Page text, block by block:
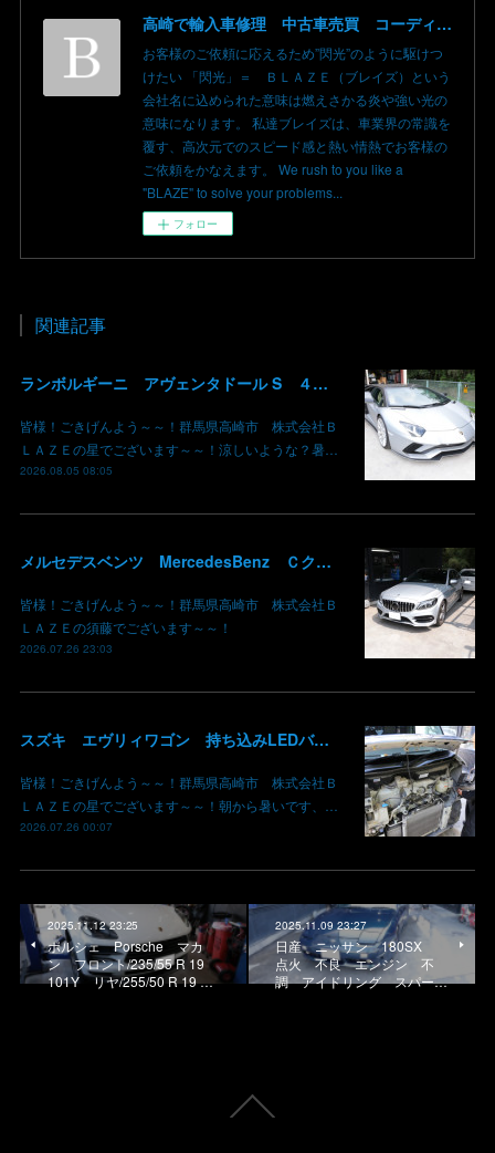
高崎で輸入車修理 中古車売買 コーディングならBLAZE（ブレイズ）へ│BLAZE Total Car Support & Modify in Takasaki Gunma
お客様のご依頼に応えるため”閃光”のように駆けつ
けたい 「閃光」＝ ＢＬＡＺＥ（ブレイズ）という
会社名に込められた意味は燃えさかる炎や強い光の
意味になります。 私達ブレイズは、車業界の常識を
覆す、高次元でのスピード感と熱い情熱でお客様の
ご依頼をかなえます。 We rush to you like a
"BLAZE" to solve your problems...
フォロー
関連記事
ランボルギーニ アヴェンタドール S ４輪操舵チェックランプ点灯 修理入庫 群馬県高崎市 株式会社BLAZE
皆様！ごきげんよう～～！群馬県高崎市 株式会社Ｂ
ＬＡＺＥの星でございます～～！涼しいような？暑…
2026.08.05 08:05
メルセデスベンツ MercedesBenz Ｃクラス バッテリー サブバッテリー 交換 パナメリカーナグリル化 コマンドシステム SSD化 群馬 高崎
皆様！ごきげんよう～～！群馬県高崎市 株式会社Ｂ
ＬＡＺＥの須藤でございます～～！
2026.07.26 23:03
スズキ エヴリィワゴン 持ち込みLEDバルブ交換 ヘッドライト ポジション フォグ 群馬県高崎市 株式会社BLAZE
皆様！ごきげんよう～～！群馬県高崎市 株式会社Ｂ
ＬＡＺＥの星でございます～～！朝から暑いです、…
2026.07.26 00:07
2025.11.12 23:25
ポルシェ Porsche マカ
ン フロント/235/55 R 19
101Y リヤ/255/50 R 19 …
2025.11.09 23:27
日産 ニッサン 180SX
点火 不良 エンジン 不
調 アイドリング スパー…